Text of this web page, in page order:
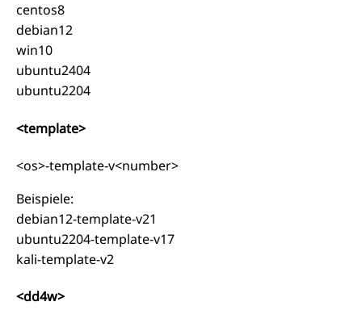
centos8
debian12
win10
ubuntu2404
ubuntu2204
<template>
<os>-template-v<number>
Beispiele:
debian12-template-v21
ubuntu2204-template-v17
kali-template-v2
<dd4w>